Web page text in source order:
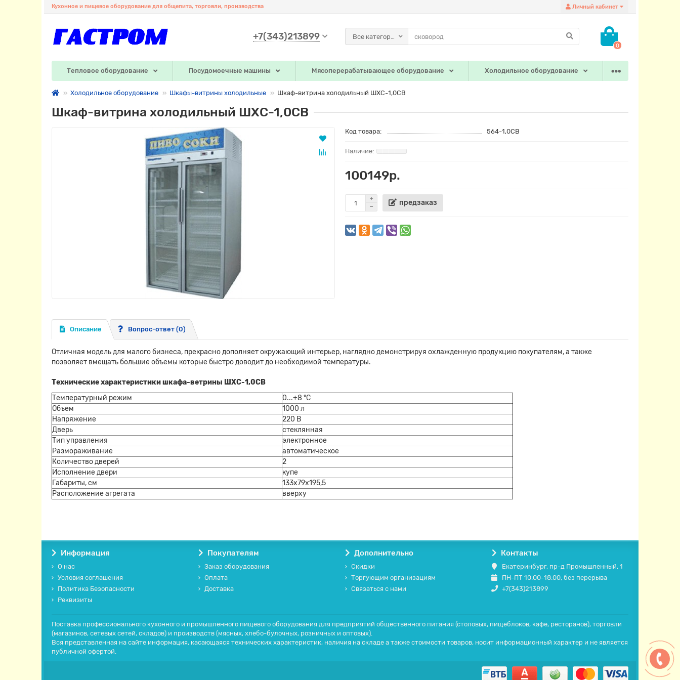
Личный кабинет
Кухонное и пищевое оборудование для общепита, торговли, производства
+7(343)213899
0
Все категории
Тепловое оборудование Посудомоечные машины Мясоперерабатывающее оборудование Холодильное оборудование
Холодильное оборудование Шкафы-витрины холодильные Шкаф-витрина холодильный ШХС-1,0СВ
Шкаф-витрина холодильный ШХС-1,0СВ
Код товара: 564-1,0СВ
100149р.
предзаказ
Описание Вопрос-ответ (0)
Отличная модель для малого бизнеса, прекрасно дополняет окружающий интерьер, наглядно демонстрируя охлажденную продукцию покупателям, а также
позволяет вмещать большие объемы которые быстро доводит до необходимой температуры.
Технические характеристики шкафа-ветрины ШХС-1,0СВ
Температурный режим
0...+8 °C
Объем
1000 л
Напряжение
220 В
Дверь
стеклянная
Тип управления
электронное
Размораживание
автоматическое
Количество дверей
2
Исполнение двери
купе
Габариты, см
133x79x195,5
Расположение агрегата
вверху
Информация
О нас
Условия соглашения
Политика Безопасности
Реквизиты
Покупателям
Заказ оборудования
Оплата
Доставка
Дополнительно
Скидки
Торгующим организациям
Связаться с нами
Контакты
Екатеринбург, пр-д Промышленный, 1
ПН-ПТ 10:00-18:00, без перерыва
+7(343)213899
Поставка профессионального кухонного и промышленного пищевого оборудования для предприятий общественного питания (столовых, пищеблоков, кафе, ресторанов), торговли
(магазинов, сетевых сетей, складов) и производств (мясных, хлебо-булочных, розничных и оптовых).
Вся представленная на сайте информация, касающаяся технических характеристик, наличия на складе а также стоимости товаров, носит информационный характер и не является
публичной офертой.